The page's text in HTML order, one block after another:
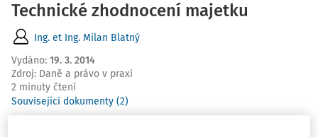
Technické zhodnocení majetku
Ing. et Ing. Milan Blatný
Vydáno: 19. 3. 2014
Zdroj: Daně a právo v praxi
2 minuty čtení
Související dokumenty (2)